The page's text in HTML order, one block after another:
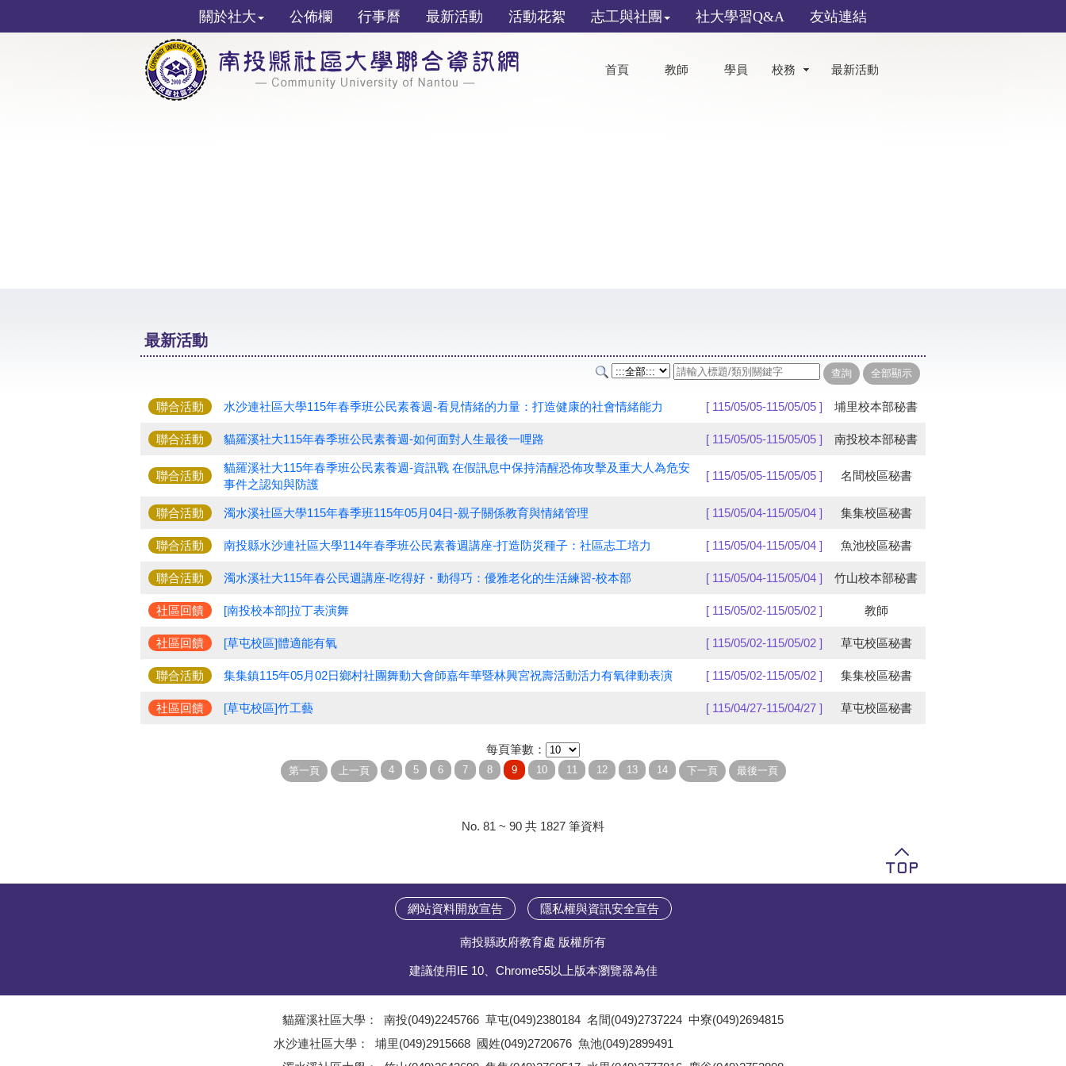
關於社大 公佈欄 行事曆 最新活動 活動花絮 志工與社團 社大學習Q&A 友站連結
首頁 教師 學員 校務 最新活動
最新活動
聯合活動 水沙連社區大學115年春季班公民素養週-看見情緒的力量：打造健康的社會情緒能力 [ 115/05/05-115/05/05 ] 埔里校本部秘書
聯合活動 貓羅溪社大115年春季班公民素養週-如何面對人生最後一哩路 [ 115/05/05-115/05/05 ] 南投校本部秘書
聯合活動
貓羅溪社大115年春季班公民素養週-資訊戰 在假訊息中保持清醒恐佈攻擊及重大人為危安
事件之認知與防護
[ 115/05/05-115/05/05 ] 名間校區秘書
聯合活動 濁水溪社區大學115年春季班115年05月04日-親子關係教育與情緒管理 [ 115/05/04-115/05/04 ] 集集校區秘書
聯合活動 南投縣水沙連社區大學114年春季班公民素養週講座-打造防災種子：社區志工培力 [ 115/05/04-115/05/04 ] 魚池校區秘書
聯合活動 濁水溪社大115年春公民週講座-吃得好・動得巧：優雅老化的生活練習-校本部 [ 115/05/04-115/05/04 ] 竹山校本部秘書
社區回饋 [南投校本部]拉丁表演舞 [ 115/05/02-115/05/02 ] 教師
社區回饋 [草屯校區]體適能有氧 [ 115/05/02-115/05/02 ] 草屯校區秘書
聯合活動 集集鎮115年05月02日鄉村社團舞動大會師嘉年華暨林興宮祝壽活動活力有氧律動表演 [ 115/05/02-115/05/02 ] 集集校區秘書
社區回饋 [草屯校區]竹工藝 [ 115/04/27-115/04/27 ] 草屯校區秘書
每頁筆數：
No. 81 ~ 90 共 1827 筆資料
網站資料開放宣告 隱私權與資訊安全宣告
南投縣政府教育處 版權所有
建議使用IE 10、Chrome55以上版本瀏覽器為佳
貓羅溪社區大學： 南投(049)2245766 草屯(049)2380184 名間(049)2737224 中寮(049)2694815
水沙連社區大學： 埔里(049)2915668 國姓(049)2720676 魚池(049)2899491